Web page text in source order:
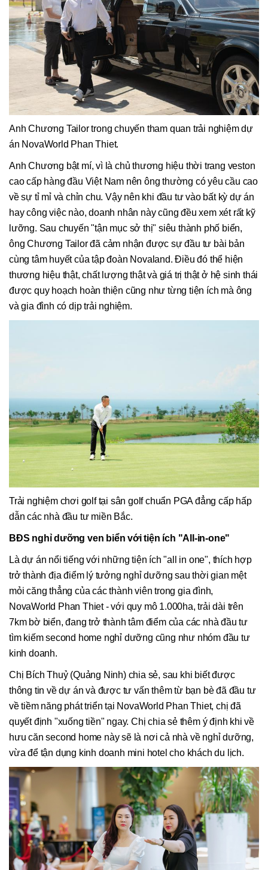
Anh Chương Tailor trong chuyến tham quan trải nghiệm dự
án NovaWorld Phan Thiet.
Anh Chương bật mí, vì là chủ thương hiệu thời trang veston
cao cấp hàng đầu Việt Nam nên ông thường có yêu cầu cao
về sự tỉ mỉ và chỉn chu. Vậy nên khi đầu tư vào bất kỳ dự án
hay công việc nào, doanh nhân này cũng đều xem xét rất kỹ
lưỡng. Sau chuyến "tận mục sở thị" siêu thành phố biển,
ông Chương Tailor đã cảm nhận được sự đầu tư bài bản
cùng tâm huyết của tập đoàn Novaland. Điều đó thể hiện
thương hiệu thật, chất lượng thật và giá trị thật ở hệ sinh thái
được quy hoạch hoàn thiện cũng như từng tiện ích mà ông
và gia đình có dịp trải nghiệm.
Trải nghiệm chơi golf tại sân golf chuẩn PGA đẳng cấp hấp
dẫn các nhà đầu tư miền Bắc.
BĐS nghỉ dưỡng ven biển với tiện ích "All-in-one"
Là dự án nổi tiếng với những tiện ích "all in one", thích hợp
trở thành địa điểm lý tưởng nghỉ dưỡng sau thời gian mệt
mỏi căng thẳng của các thành viên trong gia đình,
NovaWorld Phan Thiet - với quy mô 1.000ha, trải dài trên
7km bờ biển, đang trở thành tâm điểm của các nhà đầu tư
tìm kiếm second home nghỉ dưỡng cũng như nhóm đầu tư
kinh doanh.
Chị Bích Thuỷ (Quảng Ninh) chia sẻ, sau khi biết được
thông tin về dự án và được tư vấn thêm từ bạn bè đã đầu tư
về tiềm năng phát triển tại NovaWorld Phan Thiet, chị đã
quyết định "xuống tiền" ngay. Chị chia sẻ thêm ý định khi về
hưu căn second home này sẽ là nơi cả nhà về nghỉ dưỡng,
vừa để tận dụng kinh doanh mini hotel cho khách du lịch.